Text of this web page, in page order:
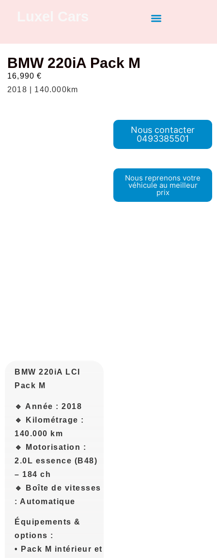
BMW 220iA Pack M
16,990€
2018 | 140.000km
BMW 220iA LCI
Pack M
🔹 Année : 2018
🔹 Kilométrage :
140.000 km
🔹 Motorisation :
2.0L essence (B48)
– 184 ch
🔹 Boîte de vitesses
: Automatique
Équipements &
options :
• Pack M intérieur et
Nous contacter
0493385501
Nous reprenons votre
véhicule au meilleur
prix